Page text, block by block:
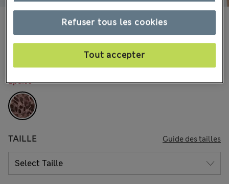
29 les commentaires reçus
COULEUR: Chocolat Assorti
Épuisé
TAILLE Guide des tailles
Refuser tous les cookies
Tout accepter